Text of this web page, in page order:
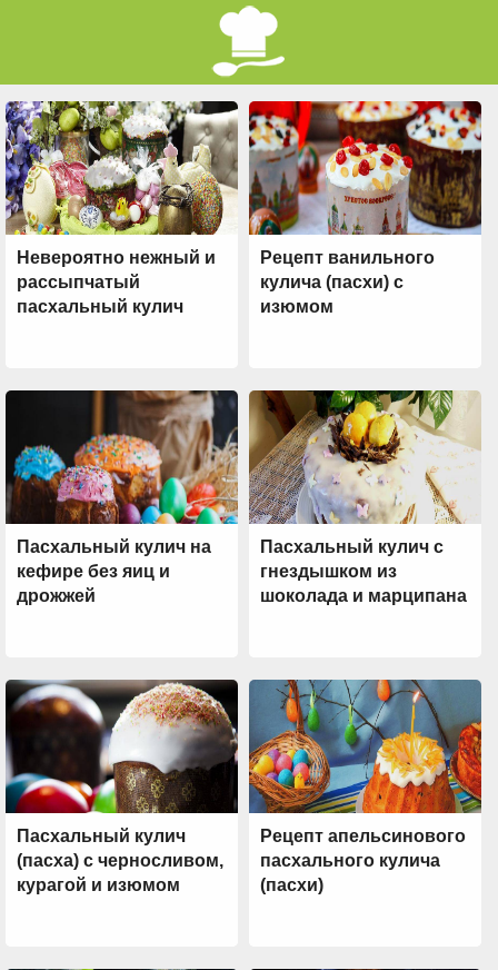
Невероятно нежный и
рассыпчатый
пасхальный кулич
Рецепт ванильного
кулича (пасхи) с
изюмом
Пасхальный кулич на
кефире без яиц и
дрожжей
Пасхальный кулич с
гнездышком из
шоколада и марципана
Пасхальный кулич
(пасха) с черносливом,
курагой и изюмом
Рецепт апельсинового
пасхального кулича
(пасхи)